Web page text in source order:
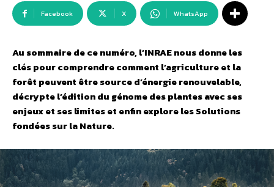
Facebook X WhatsApp
Au sommaire de ce numéro, l’INRAE nous donne les
clés pour comprendre comment l’agriculture et la
forêt peuvent être source d’énergie renouvelable,
décrypte l’édition du génome des plantes avec ses
enjeux et ses limites et enfin explore les Solutions
fondées sur la Nature.